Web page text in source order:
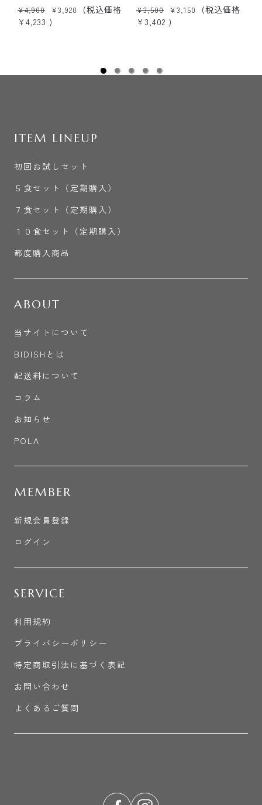
¥4,900 ¥3,920
(税込価格
¥4,233 )
¥3,500 ¥3,150
(税込価格
¥3,402 )
ITEM LINEUP
初回お試しセット
５食セット（定期購入）
７食セット（定期購入）
１０食セット（定期購入）
都度購入商品
ABOUT
当サイトについて
BIDISHとは
配送料について
コラム
お知らせ
POLA
MEMBER
新規会員登録
ログイン
SERVICE
利用規約
プライバシーポリシー
特定商取引法に基づく表記
お問い合わせ
よくあるご質問